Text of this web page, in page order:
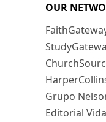
OUR
Grupo
Editorial Vida